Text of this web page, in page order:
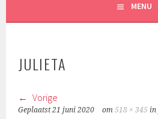
MENU
JULIETA
Vorige
Geplaatst21 juni 2020 om518 × 345 in